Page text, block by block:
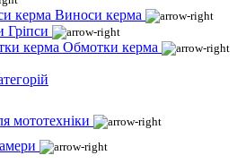
Виноси керма
Гріпси
Обмотки керма
мототехніки